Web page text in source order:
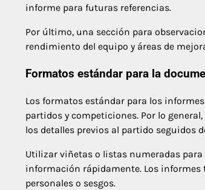
informe para futuras referencias.
Por último, una sección para
rendimiento del equipo y áreas de
Formatos estándar para la
Los formatos estándar para los informes
partidos y competiciones. Por lo
los detalles previos al partido seguidos
Utilizar viñetas o listas numeradas
información rápidamente. Los
personales o sesgos.